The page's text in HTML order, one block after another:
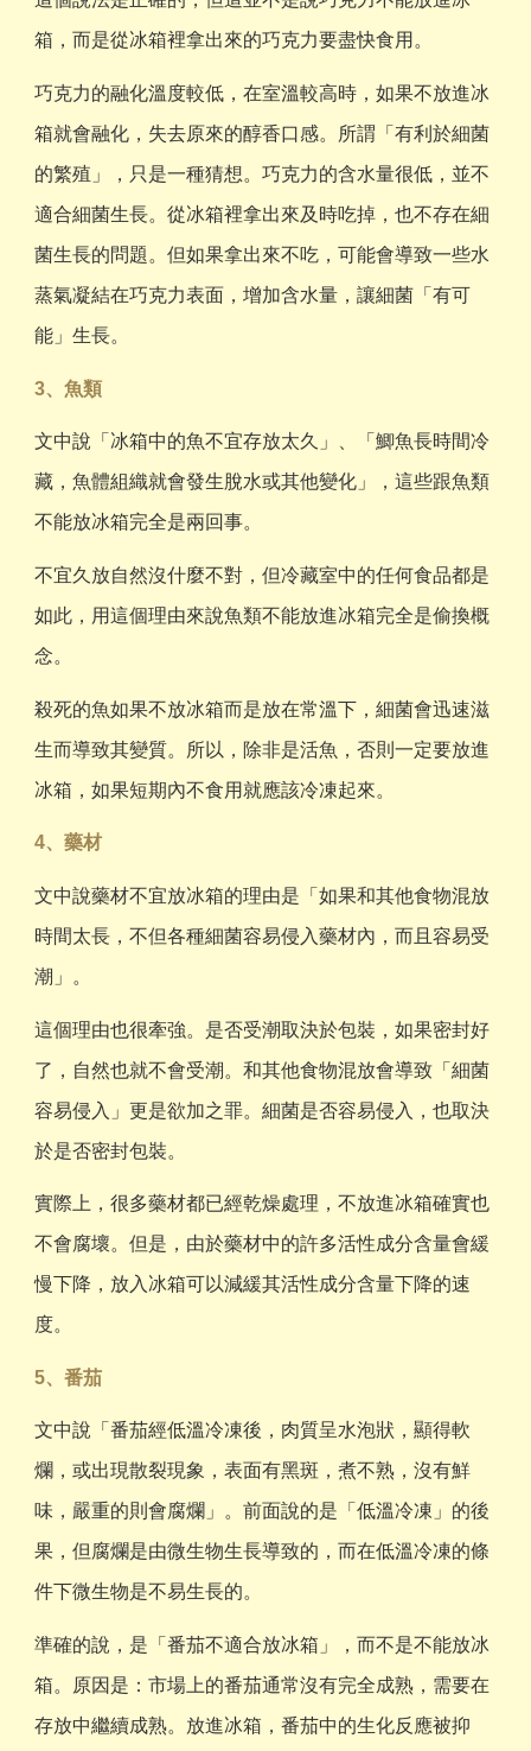
箱，而是從冰箱裡拿出來的巧克力要盡快食用。
巧克力的融化溫度較低，在室溫較高時，如果不放進冰
箱就會融化，失去原來的醇香口感。所謂「有利於細菌
的繁殖」，只是一種猜想。巧克力的含水量很低，並不
適合細菌生長。從冰箱裡拿出來及時吃掉，也不存在細
菌生長的問題。但如果拿出來不吃，可能會導致一些水
蒸氣凝結在巧克力表面，增加含水量，讓細菌「有可
能」生長。
3、魚類
文中說「冰箱中的魚不宜存放太久」、「鯽魚長時間冷
藏，魚體組織就會發生脫水或其他變化」，這些跟魚類
不能放冰箱完全是兩回事。
不宜久放自然沒什麼不對，但冷藏室中的任何食品都是
如此，用這個理由來說魚類不能放進冰箱完全是偷換概
念。
殺死的魚如果不放冰箱而是放在常溫下，細菌會迅速滋
生而導致其變質。所以，除非是活魚，否則一定要放進
冰箱，如果短期內不食用就應該冷凍起來。
4、藥材
文中說藥材不宜放冰箱的理由是「如果和其他食物混放
時間太長，不但各種細菌容易侵入藥材內，而且容易受
潮」。
這個理由也很牽強。是否受潮取決於包裝，如果密封好
了，自然也就不會受潮。和其他食物混放會導致「細菌
容易侵入」更是欲加之罪。細菌是否容易侵入，也取決
於是否密封包裝。
實際上，很多藥材都已經乾燥處理，不放進冰箱確實也
不會腐壞。但是，由於藥材中的許多活性成分含量會緩
慢下降，放入冰箱可以減緩其活性成分含量下降的速
度。
5、番茄
文中說「番茄經低溫冷凍後，肉質呈水泡狀，顯得軟
爛，或出現散裂現象，表面有黑斑，煮不熟，沒有鮮
味，嚴重的則會腐爛」。前面說的是「低溫冷凍」的後
果，但腐爛是由微生物生長導致的，而在低溫冷凍的條
件下微生物是不易生長的。
準確的說，是「番茄不適合放冰箱」，而不是不能放冰
箱。原因是：市場上的番茄通常沒有完全成熟，需要在
存放中繼續成熟。放進冰箱，番茄中的生化反應被抑